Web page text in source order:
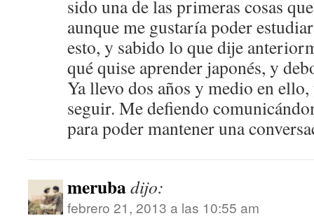
sido una de las primeras cosas
aunque me gustaría poder
esto, y sabido lo que dije
qué quise aprender japonés, y
Ya llevo dos años y medio en
seguir. Me defiendo
para poder mantener una
merubadijo:
febrero 21, 2013 a las 10:55 am